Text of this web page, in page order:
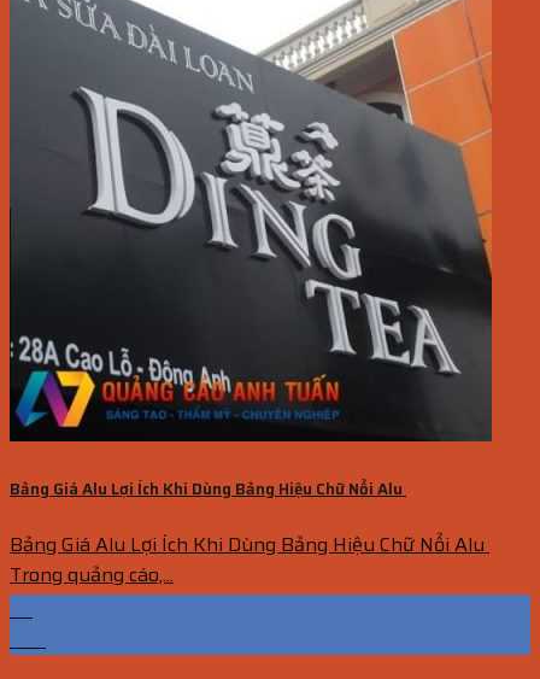
Bảng Giá Alu Lợi Ích Khi Dùng Bảng Hiệu Chữ Nổi Alu
Bảng Giá Alu Lợi Ích Khi Dùng Bảng Hiệu Chữ Nổi Alu
Trong quảng cáo,...
03
Th7